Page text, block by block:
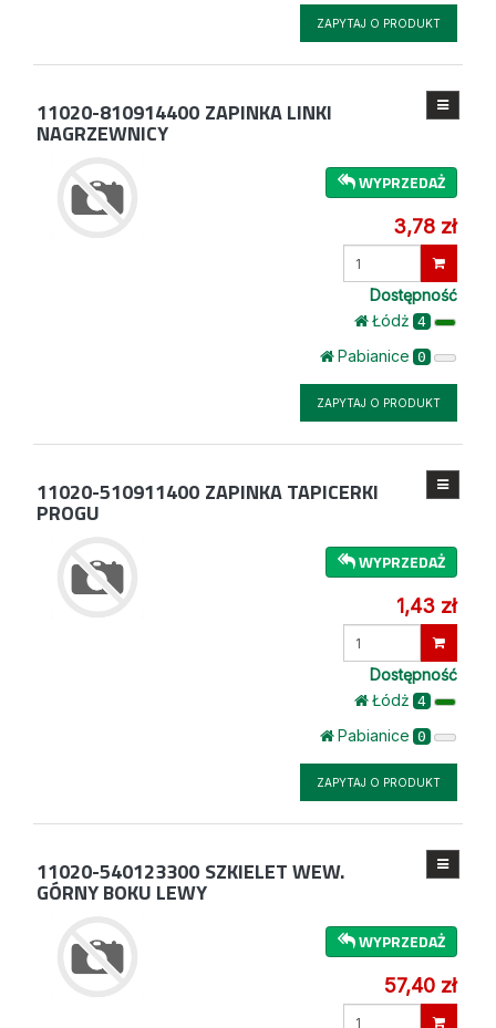
ZAPYTAJ O PRODUKT
11020-810914400 ZAPINKA LINKI
NAGRZEWNICY
WYPRZEDAŻ
3,78 zł
Dostępność
Łódż 4
Pabianice 0
ZAPYTAJ O PRODUKT
11020-510911400 ZAPINKA TAPICERKI
PROGU
WYPRZEDAŻ
1,43 zł
Dostępność
Łódż 4
Pabianice 0
ZAPYTAJ O PRODUKT
11020-540123300 SZKIELET WEW.
GÓRNY BOKU LEWY
WYPRZEDAŻ
57,40 zł